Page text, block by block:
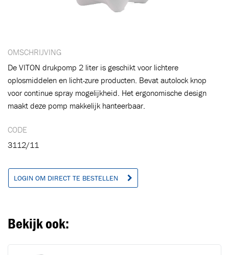
OMSCHRIJVING
De VITON drukpomp 2 liter is geschikt voor lichtere
oplosmiddelen en licht-zure producten. Bevat autolock knop
voor continue spray mogelijkheid. Het ergonomische design
maakt deze pomp makkelijk hanteerbaar.
CODE
3112/11
LOGIN OM DIRECT TE BESTELLEN
Bekijk ook:
Toegevoegd aan winkelwagen
VERDER WINKELEN